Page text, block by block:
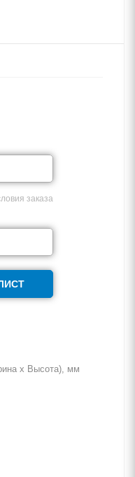
заказа
х Высота), мм